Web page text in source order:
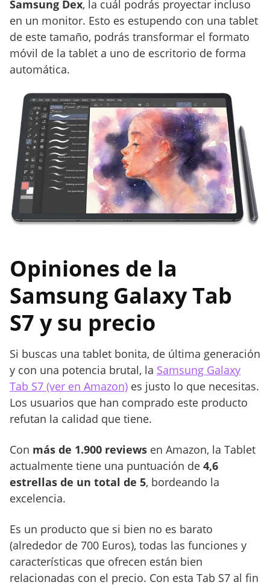
Samsung Dex, la cuál podrás proyectar incluso
en un monitor. Esto es estupendo con una tablet
de este tamaño, podrás transformar el formato
móvil de la tablet a uno de escritorio de forma
automática.
Opiniones de la
Samsung Galaxy Tab
S7 y su precio
Si buscas una tablet bonita, de última generación
y con una potencia brutal, la Samsung Galaxy
Tab S7 (ver en Amazon) es justo lo que necesitas.
Los usuarios que han comprado este producto
refutan la calidad que tiene.
Con más de 1.900 reviews en Amazon, la Tablet
actualmente tiene una puntuación de 4,6
estrellas de un total de 5, bordeando la
excelencia.
Es un producto que si bien no es barato
(alrededor de 700 Euros), todas las funciones y
características que ofrecen están bien
relacionadas con el precio. Con esta Tab S7 al fin